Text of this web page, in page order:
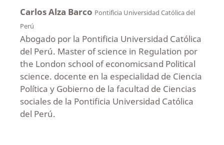
Carlos Alza Barco Pontificia Universidad Católica del
Perú
Abogado por la Pontificia Universidad Católica
del Perú. Master of science in Regulation por
the London school of economicsand Political
science. docente en la especialidad de Ciencia
Política y Gobierno de la facultad de Ciencias
sociales de la Pontificia Universidad Católica
del Perú.